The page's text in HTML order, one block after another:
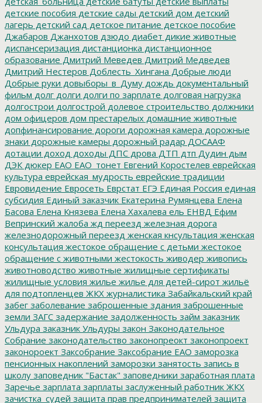
детские пособия детские сады детский дом детский
лагерь детский сад детское питание детское пособие
Джабаров Джанхотов дзюдо диабет дикие животные
диспансеризация дистанционка дистанционное
образование Дмитрий Меведев Дмитрий Медведев
Дмитрий Нестеров Доблесть_Хингана Добрые люди
Добрые руки довыборы_в_Думу дождь документальный
фильм долг долги долги по зарплате долговая нагрузка
долгострои долгострой долевое строительство должники
дом офицеров дом престарелых домашние животные
допфинансирование дороги дорожная камера дорожные
знаки дорожные камеры дорожный радар ДОСААФ
дотации доход доходы ДПС дрова ДТП дтп Дудин дым
ДЭК дюкер ЕАО ЕАО_тонет Евгений Коростелев еврейская
культура еврейская_мудрость еврейские традиции
Евровидение Евросеть Еврстат ЕГЭ Единая Россия единая
субсидия Единый заказчик Екатерина Румянцева Елена
Басова Елена Князева Елена Хахалева ель ЕНВД Ефим
Вепринский жалоба жд переезд железная дорога
железнодорожный переезд женская кнсультация женская
консультация жестокое обращение с детьми жестокое
обращение с животными жестокость живодер живопись
животноводство животные жилищные сертификаты
жилищные условия жилье жилье для детей-сирот жильё
для подтопленцев ЖКХ журналистика Забайкальский край
забег заболевание заброшенные здания заброшенные
земли ЗАГС задержание задолженность займ заказник
Ульдура заказник Ульдуры закон Законодательное
Собрание законодательство законопреокт законопроект
законороект Заксобрание Заксобрание ЕАО заморозка
пенсионных накоплений заморозки занятость запись в
школу заповедник "Бастак" заповедники заработная плата
Заречье зарплата зарплаты заслуженный работник ЖКХ
зачистка_судей защита прав предпринимателей защита